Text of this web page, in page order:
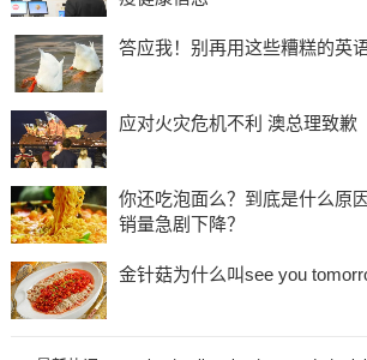
答应我！别再用这些糟糕的英
应对火灾危机不利 澳总理致歉
你还吃泡面么？到底是什么原
销量急剧下降？
金针菇为什么叫see you